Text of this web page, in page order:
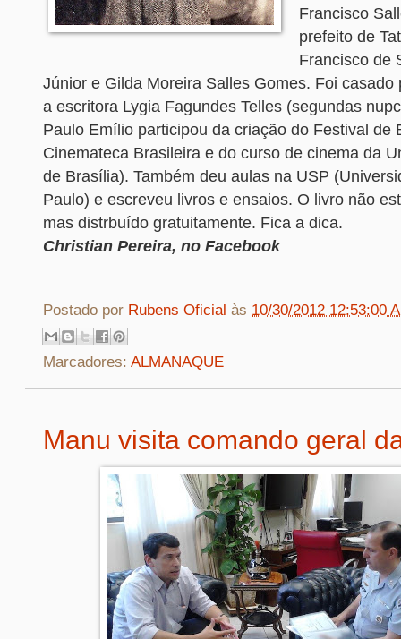
Francisco
prefeito de
Francisco de
Júnior e Gilda Moreira Salles Gomes. Foi casado
a escritora Lygia Fagundes Telles (segundas
Paulo Emílio participou da criação do Festival de
Cinemateca Brasileira e do curso de cinema da
de Brasília). Também deu aulas na USP
Paulo) e escreveu livros e ensaios. O livro não
mas distrbuído gratuitamente. Fica a dica.
Christian Pereira, no Facebook
Postado por Rubens Oficial às 10/30/2012 12:53:00
Marcadores: ALMANAQUE
Manu visita comando geral